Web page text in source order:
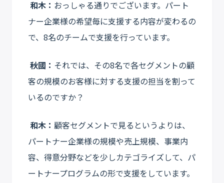
和木： おっしゃる通りでございます。パート
ナー企業様の希望毎に支援する内容が変わるの
で、8名のチームで支援を行っています。
秋國： それでは、その8名で各セグメントの顧
客の規模のお客様に対する支援の担当を割って
いるのですか？
和木： 顧客セグメントで見るというよりは、
パートナー企業様の規模や売上規模、事業内
容、得意分野などを少しカテゴライズして、パ
ートナープログラムの形で支援をしています。